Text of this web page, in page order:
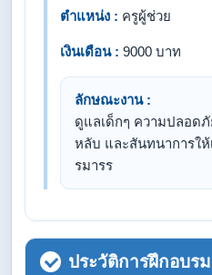
ตำแหน่ง : ครูผู้ช่วย
เงินเดือน : 9000 บาท
ลักษณะงาน :
ดูแลเด็กๆ ความปลอด
หลับ และสันทนาการใ
รมารร
ประวัติการฝึกอบรม